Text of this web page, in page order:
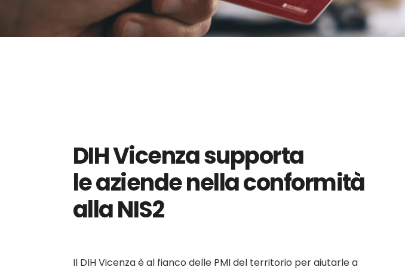
DIH Vicenza supporta
le aziende nella conformità
alla NIS2
Il DIH Vicenza è al fianco delle PMI del territorio per aiutarle a